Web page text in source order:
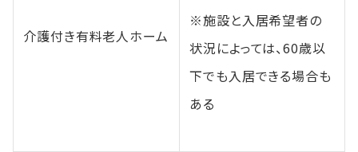
介護付き有料老人ホーム
※施設と入居希望者の
状況によっては、60歳以
下でも入居できる場合も
ある